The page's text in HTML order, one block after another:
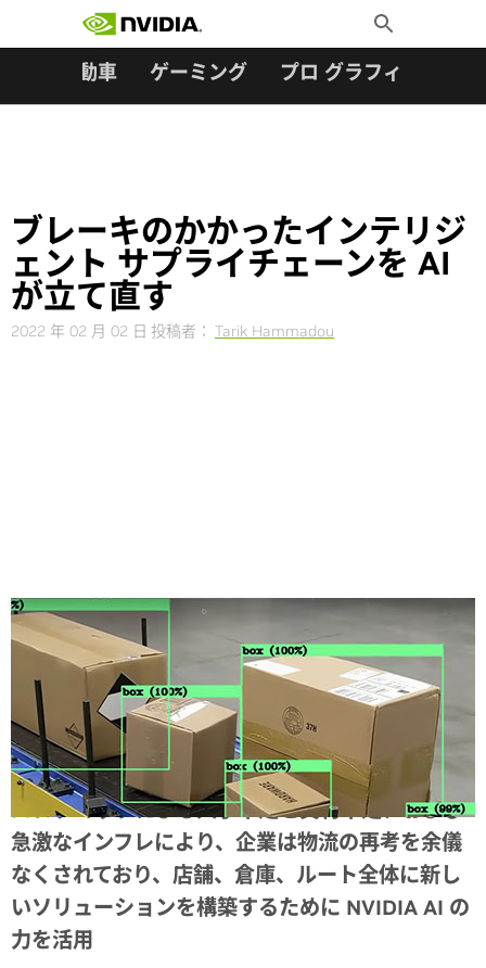
Toggle
Search
自動車 ゲーミング プロ グラフィックス
ブレーキのかかったインテリジ
ェント サプライチェーンを AI
が立て直す
2022 年 02 月 02 日 投稿者： Tarik Hammadou
Share
パンデミックによる人手不足と資材不足、および
急激なインフレにより、企業は物流の再考を余儀
なくされており、店舗、倉庫、ルート全体に新し
いソリューションを構築するために NVIDIA AI の
力を活用